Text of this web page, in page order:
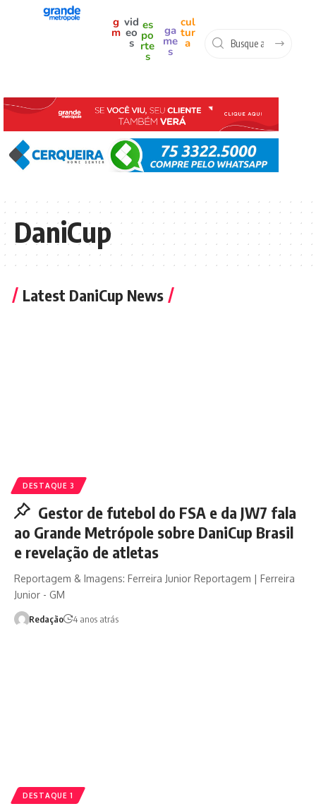
g
m
vid
eo
s
es
po
rte
s
ga
me
s
cul
tur
a
DaniCup
Latest DaniCup News
DESTAQUE 3
Gestor de futebol do FSA e da JW7 fala
ao Grande Metrópole sobre DaniCup Brasil
e revelação de atletas
Reportagem & Imagens: Ferreira Junior Reportagem | Ferreira
Junior - GM
Redação 4 anos atrás
DESTAQUE 1